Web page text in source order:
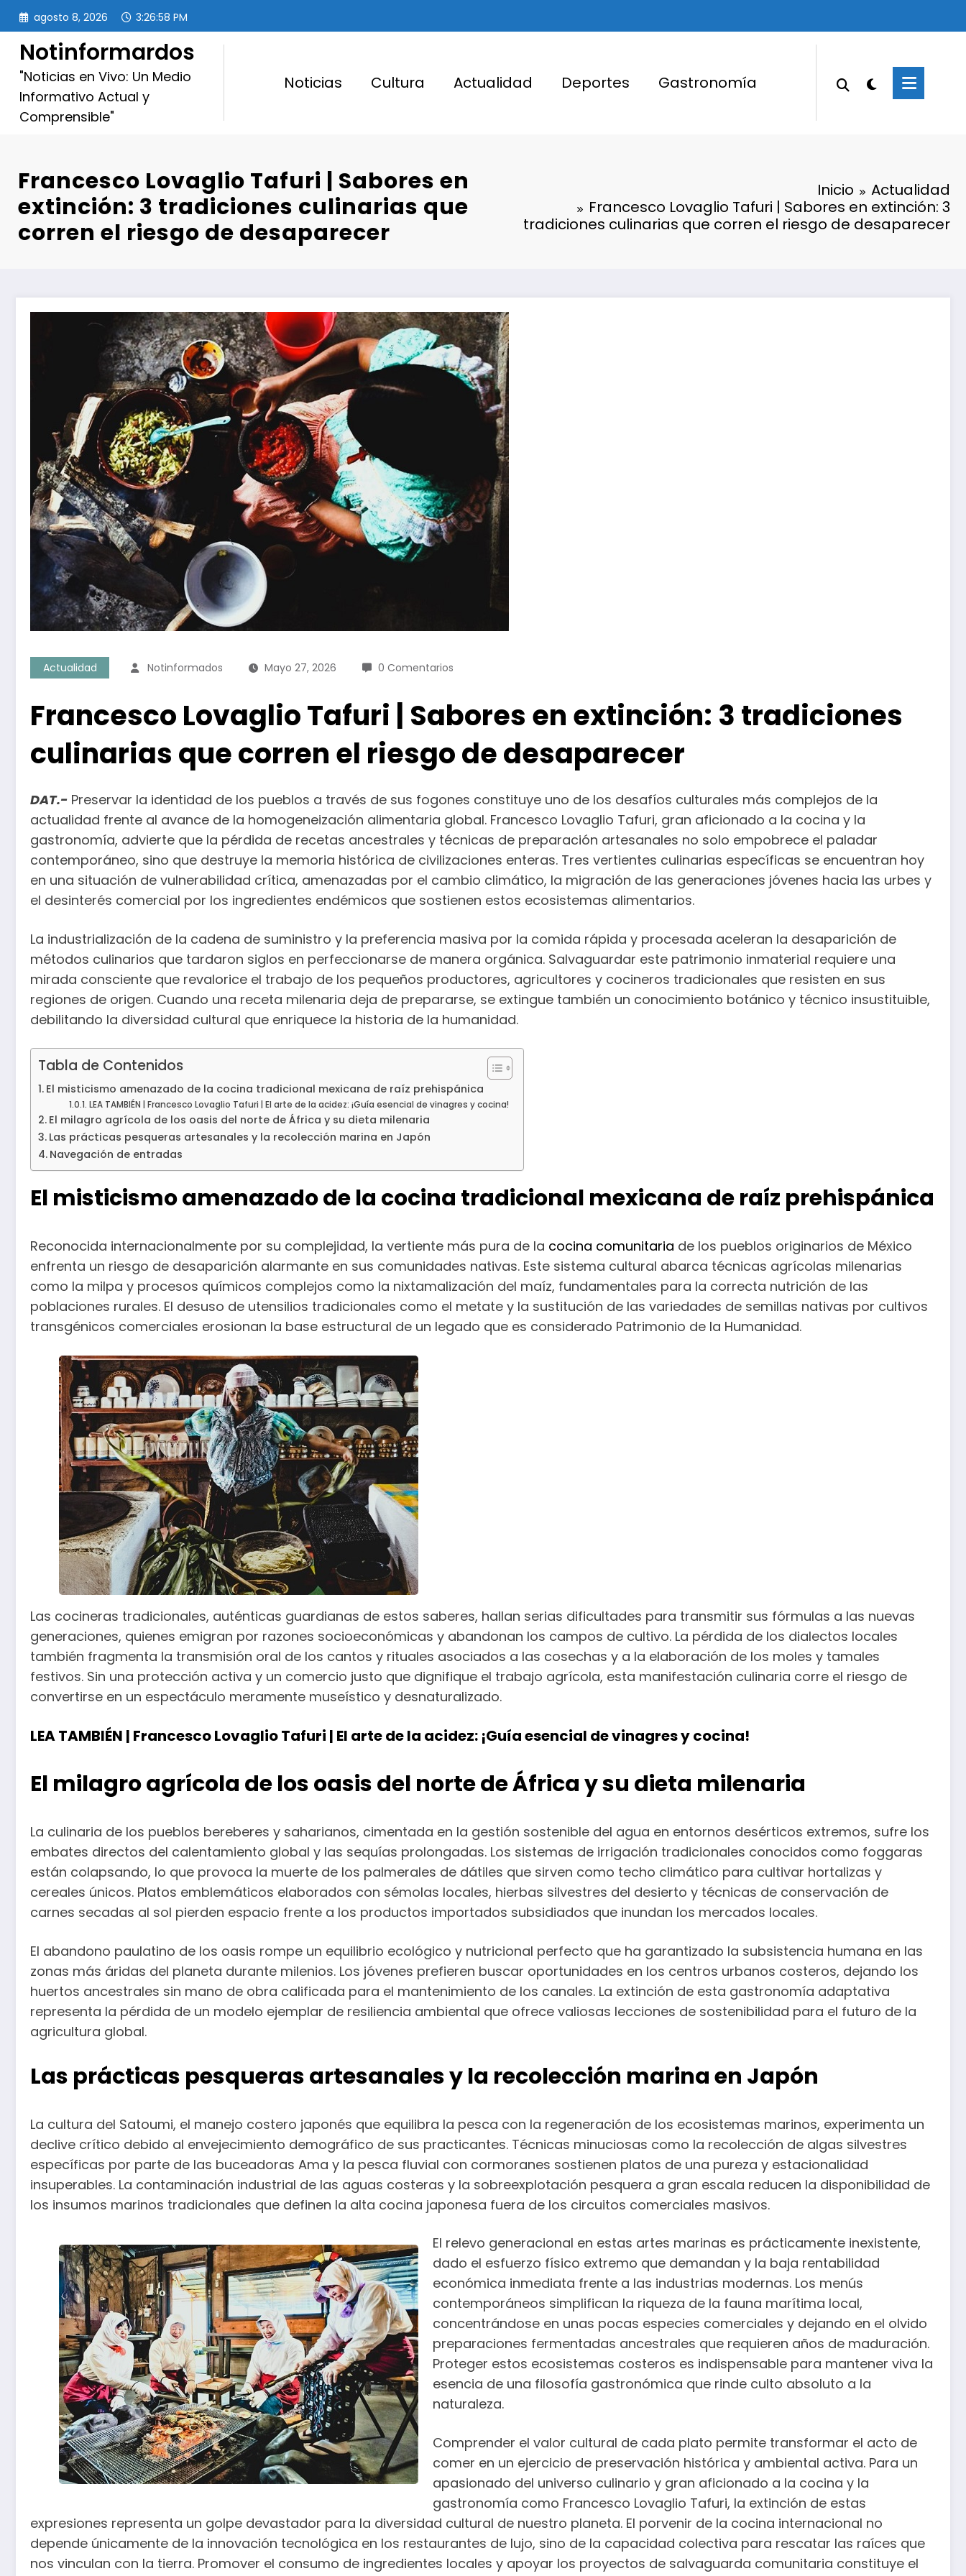
Saltar
contenido
agosto 8, 2026 3:26:59 PM
Notinformardos
"Noticias en Vivo: Un Medio
Informativo Actual y
Comprensible"
Noticias Cultura Actualidad Deportes Gastronomía
Francesco Lovaglio Tafuri | Sabores en
extinción: 3 tradiciones culinarias que
corren el riesgo de desaparecer
Inicio
Actualidad
Francesco Lovaglio Tafuri | Sabores en extinción: 3
tradiciones culinarias que corren el riesgo de desaparecer
Actualidad Notinformados Mayo 27, 2026 0 Comentarios
Francesco Lovaglio Tafuri | Sabores en extinción: 3 tradiciones
culinarias que corren el riesgo de desaparecer
DAT.- Preservar la identidad de los pueblos a través de sus fogones constituye uno de los desafíos culturales más complejos de la
actualidad frente al avance de la homogeneización alimentaria global. Francesco Lovaglio Tafuri, gran aficionado a la cocina y la
gastronomía, advierte que la pérdida de recetas ancestrales y técnicas de preparación artesanales no solo empobrece el paladar
contemporáneo, sino que destruye la memoria histórica de civilizaciones enteras. Tres vertientes culinarias específicas se encuentran hoy
en una situación de vulnerabilidad crítica, amenazadas por el cambio climático, la migración de las generaciones jóvenes hacia las urbes y
el desinterés comercial por los ingredientes endémicos que sostienen estos ecosistemas alimentarios.
La industrialización de la cadena de suministro y la preferencia masiva por la comida rápida y procesada aceleran la desaparición de
métodos culinarios que tardaron siglos en perfeccionarse de manera orgánica. Salvaguardar este patrimonio inmaterial requiere una
mirada consciente que revalorice el trabajo de los pequeños productores, agricultores y cocineros tradicionales que resisten en sus
regiones de origen. Cuando una receta milenaria deja de prepararse, se extingue también un conocimiento botánico y técnico insustituible,
debilitando la diversidad cultural que enriquece la historia de la humanidad.
Tabla de Contenidos
El misticismo amenazado de la cocina tradicional mexicana de raíz prehispánica
LEA TAMBIÉN | Francesco Lovaglio Tafuri | El arte de la acidez: ¡Guía esencial de vinagres y cocina!
El milagro agrícola de los oasis del norte de África y su dieta milenaria
Las prácticas pesqueras artesanales y la recolección marina en Japón
Navegación de entradas
El misticismo amenazado de la cocina tradicional mexicana de raíz prehispánica
Reconocida internacionalmente por su complejidad, la vertiente más pura de la cocina comunitaria de los pueblos originarios de México
enfrenta un riesgo de desaparición alarmante en sus comunidades nativas. Este sistema cultural abarca técnicas agrícolas milenarias
como la milpa y procesos químicos complejos como la nixtamalización del maíz, fundamentales para la correcta nutrición de las
poblaciones rurales. El desuso de utensilios tradicionales como el metate y la sustitución de las variedades de semillas nativas por cultivos
transgénicos comerciales erosionan la base estructural de un legado que es considerado Patrimonio de la Humanidad.
Las cocineras tradicionales, auténticas guardianas de estos saberes, hallan serias dificultades para transmitir sus fórmulas a las nuevas
generaciones, quienes emigran por razones socioeconómicas y abandonan los campos de cultivo. La pérdida de los dialectos locales
también fragmenta la transmisión oral de los cantos y rituales asociados a las cosechas y a la elaboración de los moles y tamales
festivos. Sin una protección activa y un comercio justo que dignifique el trabajo agrícola, esta manifestación culinaria corre el riesgo de
convertirse en un espectáculo meramente museístico y desnaturalizado.
LEA TAMBIÉN | Francesco Lovaglio Tafuri | El arte de la acidez: ¡Guía esencial de vinagres y cocina!
El milagro agrícola de los oasis del norte de África y su dieta milenaria
La culinaria de los pueblos bereberes y saharianos, cimentada en la gestión sostenible del agua en entornos desérticos extremos, sufre los
embates directos del calentamiento global y las sequías prolongadas. Los sistemas de irrigación tradicionales conocidos como foggaras
están colapsando, lo que provoca la muerte de los palmerales de dátiles que sirven como techo climático para cultivar hortalizas y
cereales únicos. Platos emblemáticos elaborados con sémolas locales, hierbas silvestres del desierto y técnicas de conservación de
carnes secadas al sol pierden espacio frente a los productos importados subsidiados que inundan los mercados locales.
El abandono paulatino de los oasis rompe un equilibrio ecológico y nutricional perfecto que ha garantizado la subsistencia humana en las
zonas más áridas del planeta durante milenios. Los jóvenes prefieren buscar oportunidades en los centros urbanos costeros, dejando los
huertos ancestrales sin mano de obra calificada para el mantenimiento de los canales. La extinción de esta gastronomía adaptativa
representa la pérdida de un modelo ejemplar de resiliencia ambiental que ofrece valiosas lecciones de sostenibilidad para el futuro de la
agricultura global.
Las prácticas pesqueras artesanales y la recolección marina en Japón
La cultura del Satoumi, el manejo costero japonés que equilibra la pesca con la regeneración de los ecosistemas marinos, experimenta un
declive crítico debido al envejecimiento demográfico de sus practicantes. Técnicas minuciosas como la recolección de algas silvestres
específicas por parte de las buceadoras Ama y la pesca fluvial con cormoranes sostienen platos de una pureza y estacionalidad
insuperables. La contaminación industrial de las aguas costeras y la sobreexplotación pesquera a gran escala reducen la disponibilidad de
los insumos marinos tradicionales que definen la alta cocina japonesa fuera de los circuitos comerciales masivos.
El relevo generacional en estas artes marinas es prácticamente inexistente,
dado el esfuerzo físico extremo que demandan y la baja rentabilidad
económica inmediata frente a las industrias modernas. Los menús
contemporáneos simplifican la riqueza de la fauna marítima local,
concentrándose en unas pocas especies comerciales y dejando en el olvido
preparaciones fermentadas ancestrales que requieren años de maduración.
Proteger estos ecosistemas costeros es indispensable para mantener viva la
esencia de una filosofía gastronómica que rinde culto absoluto a la
naturaleza.
Comprender el valor cultural de cada plato permite transformar el acto de
comer en un ejercicio de preservación histórica y ambiental activa. Para un
apasionado del universo culinario y gran aficionado a la cocina y la
gastronomía como Francesco Lovaglio Tafuri, la extinción de estas
expresiones representa un golpe devastador para la diversidad cultural de nuestro planeta. El porvenir de la cocina internacional no
depende únicamente de la innovación tecnológica en los restaurantes de lujo, sino de la capacidad colectiva para rescatar las raíces que
nos vinculan con la tierra. Promover el consumo de ingredientes locales y apoyar los proyectos de salvaguarda comunitaria constituye el